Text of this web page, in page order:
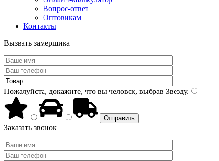
Вопрос-ответ
Оптовикам
Контакты
Вызвать замерщика
Пожалуйста, докажите, что вы человек, выбрав Звезду.
Заказать звонок